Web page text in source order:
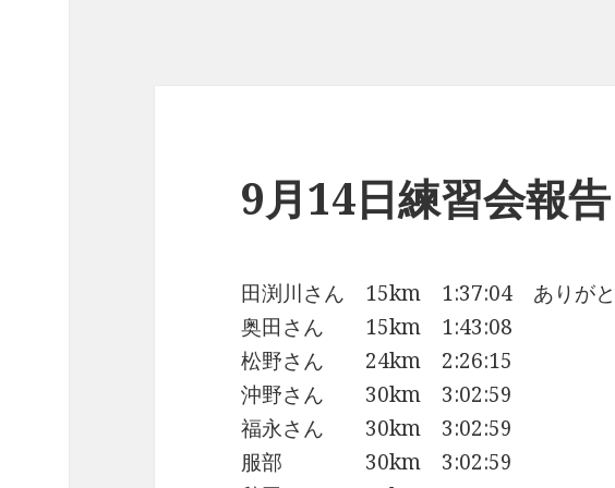
9月14日練習会報告
田渕川さん 15km 1:37:04 ありがと
奥田さん 15km 1:43:08
松野さん 24km 2:26:15
沖野さん 30km 3:02:59
福永さん 30km 3:02:59
服部 30km 3:02:59